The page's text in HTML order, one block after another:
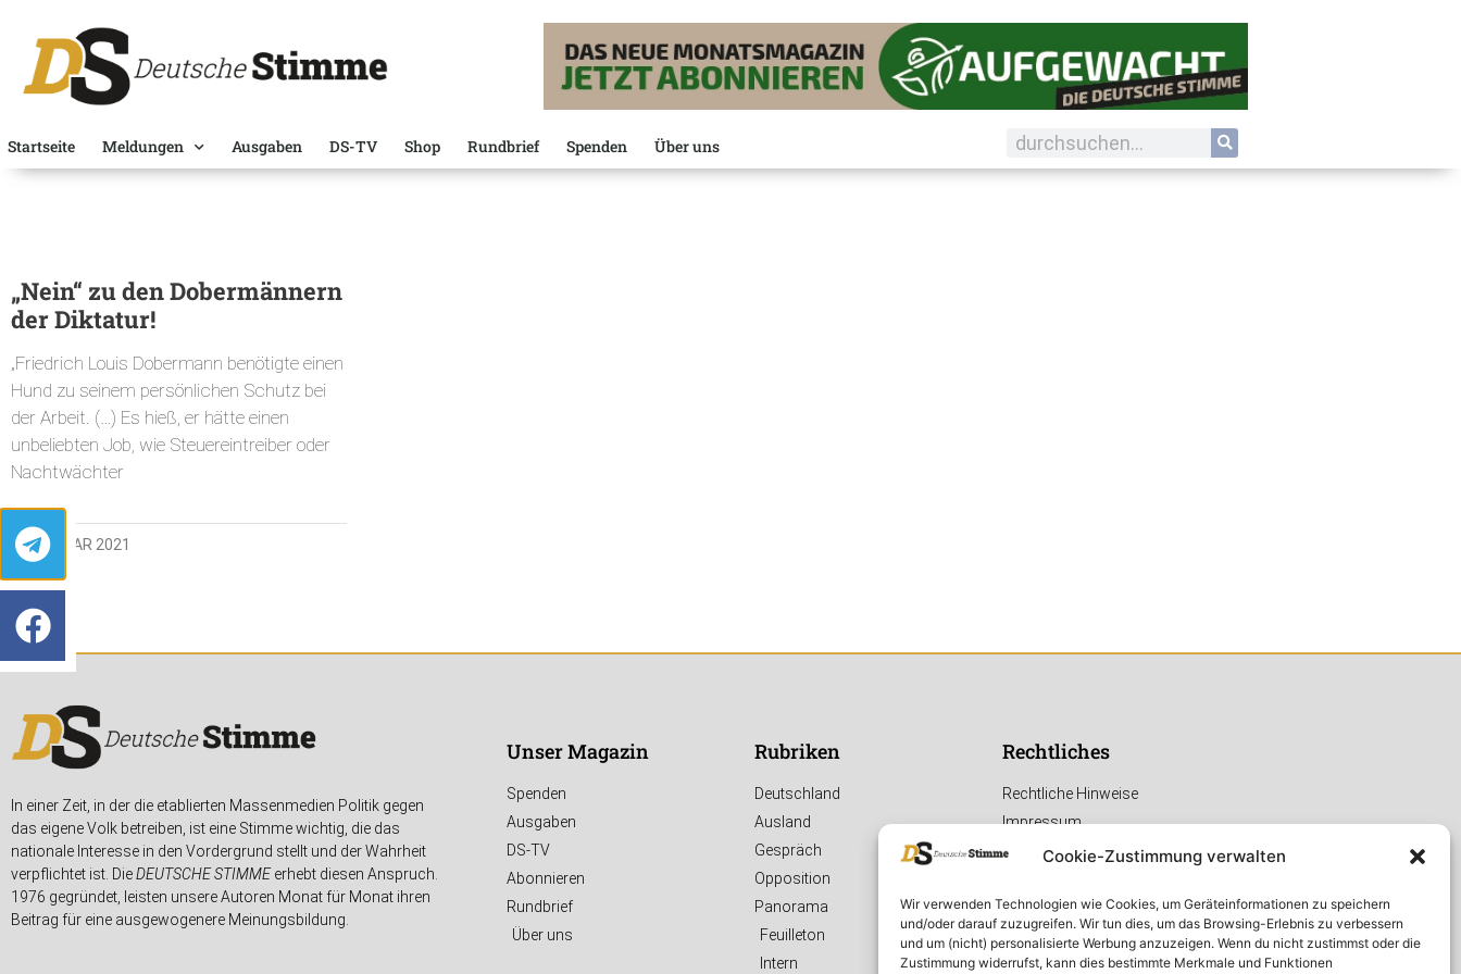
Cookie-Zustimmung verwalten
Wir verwenden Technologien wie Cookies, um Geräteinformationen zu speichern
und/oder darauf zuzugreifen. Wir tun dies, um das Browsing-Erlebnis zu verbessern
und um (nicht) personalisierte Werbung anzuzeigen. Wenn du nicht zustimmst oder die
Zustimmung widerrufst, kann dies bestimmte Merkmale und Funktionen
Startseite Meldungen Ausgaben DS-TV Shop Rundbrief Spenden Über uns
„Nein“ zu den Dobermännern
der Diktatur!
„Friedrich Louis Dobermann benötigte einen
Hund zu seinem persönlichen Schutz bei
der Arbeit. (…) Es hieß, er hätte einen
unbeliebten Job, wie Steuereintreiber oder
Nachtwächter
23. JANUAR 2021
In einer Zeit, in der die etablierten Massenmedien Politik gegen
das eigene Volk betreiben, ist eine Stimme wichtig, die das
nationale Interesse in den Vordergrund stellt und der Wahrheit
verpflichtet ist. DieDEUTSCHE STIMMEerhebt diesen Anspruch.
1976 gegründet, leisten unsere Autoren Monat für Monat ihren
Beitrag für eine ausgewogenere Meinungsbildung.
Unser Magazin
Spenden
Ausgaben
DS-TV
Abonnieren
Rundbrief
Über uns
Rubriken
Deutschland
Ausland
Gespräch
Opposition
Panorama
Feuilleton
Intern
Rechtliches
Rechtliche Hinweise
Impressum
Datenschutzerklärung